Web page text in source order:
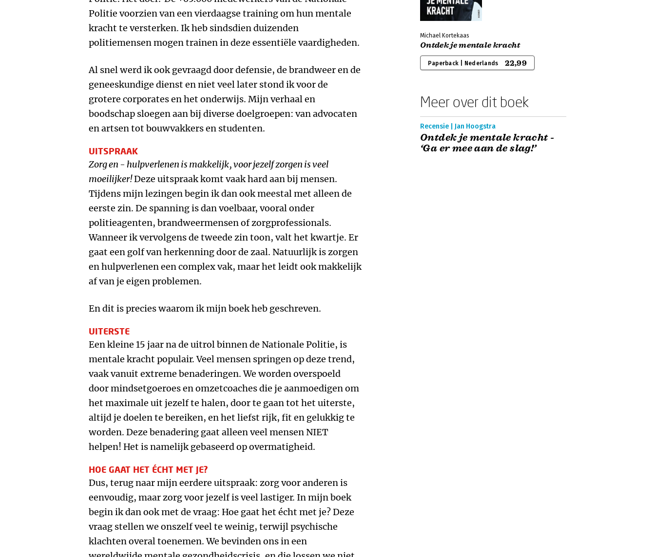
Politie voorzien van een vierdaagse training om hun mentale
kracht te versterken. Ik heb sindsdien duizenden
politiemensen mogen trainen in deze essentiële vaardigheden.
Al snel werd ik ook gevraagd door defensie, de brandweer en de
geneeskundige dienst en niet veel later stond ik voor de
grotere corporates en het onderwijs. Mijn verhaal en
boodschap sloegen aan bij diverse doelgroepen: van advocaten
en artsen tot bouwvakkers en studenten.
UITSPRAAK
Zorg en - hulpverlenen is makkelijk, voor jezelf zorgen is veel
moeilijker!Deze uitspraak komt vaak hard aan bij mensen.
Tijdens mijn lezingen begin ik dan ook meestal met alleen de
eerste zin. De spanning is dan voelbaar, vooral onder
politieagenten, brandweermensen of zorgprofessionals.
Wanneer ik vervolgens de tweede zin toon, valt het kwartje. Er
gaat een golf van herkenning door de zaal. Natuurlijk is zorgen
en hulpverlenen een complex vak, maar het leidt ook makkelijk
af van je eigen problemen.
En dit is precies waarom ik mijn boek heb geschreven.
UITERSTE
Een kleine 15 jaar na de uitrol binnen de Nationale Politie, is
mentale kracht populair. Veel mensen springen op deze trend,
vaak vanuit extreme benaderingen. We worden overspoeld
door mindsetgoeroes en omzetcoaches die je aanmoedigen om
het maximale uit jezelf te halen, door te gaan tot het uiterste,
altijd je doelen te bereiken, en het liefst rijk, fit en gelukkig te
worden. Deze benadering gaat alleen veel mensen NIET
helpen! Het is namelijk gebaseerd op overmatigheid.
HOE GAAT HET ÉCHT MET JE?
Dus, terug naar mijn eerdere uitspraak: zorg voor anderen is
eenvoudig, maar zorg voor jezelf is veel lastiger. In mijn boek
begin ik dan ook met de vraag: Hoe gaat het écht met je? Deze
vraag stellen we onszelf veel te weinig, terwijl psychische
klachten overal toenemen. We bevinden ons in een
Michael Kortekaas
Ontdek je mentale kracht
Paperback | Nederlands 22,99
Meer over dit boek
Recensie | Jan Hoogstra
Ontdek je mentale kracht -
‘Ga er mee aan de slag!’